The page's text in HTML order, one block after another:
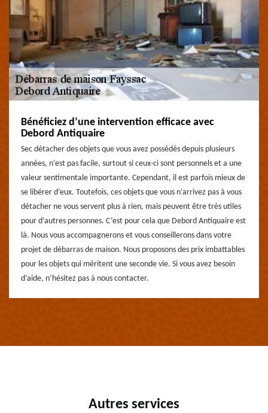
Bénéficiez d’une intervention efficace avec
Debord Antiquaire
Sec détacher des objets que vous avez possédés depuis plusieurs
années, n’est pas facile, surtout si ceux-ci sont personnels et a une
valeur sentimentale importante. Cependant, il est parfois mieux de
se libérer d’eux. Toutefois, ces objets que vous n’arrivez pas à vous
détacher ne vous servent plus à rien, mais peuvent être très utiles
pour d’autres personnes. C’est pour cela que Debord Antiquaire est
là. Nous vous accompagnerons et vous conseillerons dans votre
projet de débarras de maison. Nous proposons des prix imbattables
pour les objets qui méritent une seconde vie. Si vous avez besoin
d’aide, n’hésitez pas à nous contacter.
Autres services